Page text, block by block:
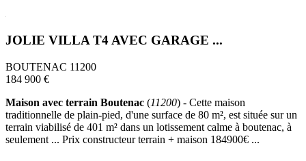
JOLIE VILLA T4 AVEC GARAGE ...
BOUTENAC 11200
184 900 €
Maison avec terrain Boutenac (11200) - Cette maison
traditionnelle de plain-pied, d'une surface de 80 m², est située sur un
terrain viabilisé de 401 m² dans un lotissement calme à boutenac, à
seulement ... Prix constructeur terrain + maison 184900€ ...